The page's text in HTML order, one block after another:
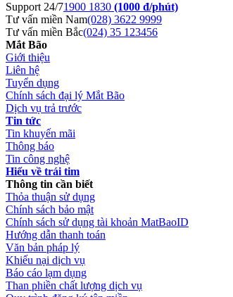
Support 24/71900 1830 (1000 đ/phút)
Tư vấn miền Nam(028) 3622 9999
Tư vấn miền Bắc(024) 35 123456
Mắt Bão
Giới thiệu
Liên hệ
Tuyển dụng
Chính sách đại lý Mắt Bão
Dịch vụ trả trước
Tin tức
Tin khuyến mãi
Thông báo
Tin công nghệ
Hiểu về trái tim
Thông tin cần biết
Thỏa thuận sử dụng
Chính sách bảo mật
Chính sách sử dụng tài khoản MatBaoID
Hướng dẫn thanh toán
Văn bản pháp lý
Khiếu nại dịch vụ
Báo cáo lạm dụng
Than phiền chất lượng dịch vụ